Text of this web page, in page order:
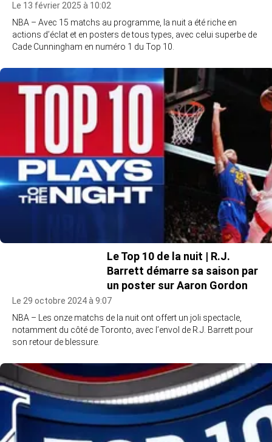
Le 13 février 2025 à 10:02
NBA – Avec 15 matchs au programme, la nuit a été riche en
actions d’éclat et en posters de tous types, avec celui superbe de
Cade Cunningham en numéro 1 du Top 10.
Le Top 10 de la nuit | R.J.
Barrett démarre sa saison par
un poster sur Aaron Gordon
Le 29 octobre 2024 à 9:07
NBA – Les onze matchs de la nuit ont offert un joli spectacle,
notamment du côté de Toronto, avec l’envol de R.J. Barrett pour
son retour de blessure.